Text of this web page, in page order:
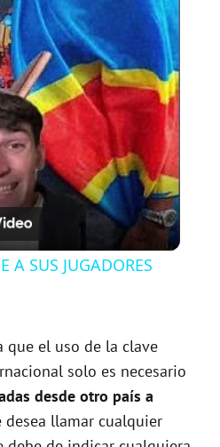
l
a
y
V
i
e
o
A SUS JUGADORES
que el uso de la clave
solo es necesario
desde otro país a
desea llamar cualquier